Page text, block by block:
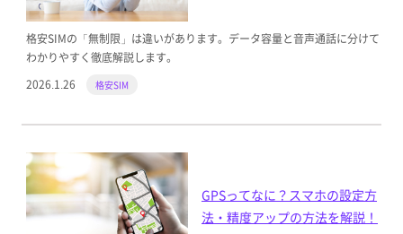
格安SIMの「無制限」は違いがあります。データ容量と音声通話に分けて
わかりやすく徹底解説します。
2026.1.26
格安SIM
GPSってなに？スマホの設定方
法・精度アップの方法を解説！